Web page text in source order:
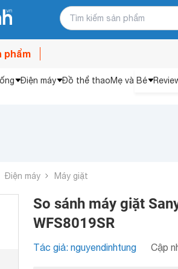
phẩm
Điện máy Đồ thể thaoMẹ và Bé
Điện máy Máy giặt
So sánh máy giặt
WFS8019SR
Tác giả: nguyendinhtung Cập